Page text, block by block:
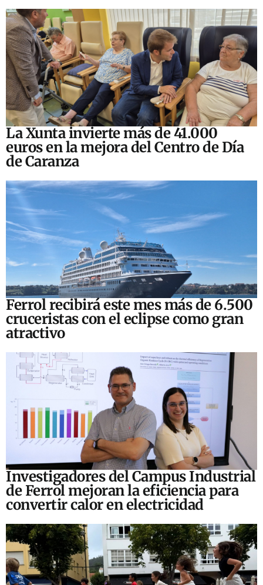
La Xunta invierte más de 41.000
euros en la mejora del Centro de Día
de Caranza
Ferrol recibirá este mes más de 6.500
cruceristas con el eclipse como gran
atractivo
Investigadores del Campus Industrial
de Ferrol mejoran la eficiencia para
convertir calor en electricidad